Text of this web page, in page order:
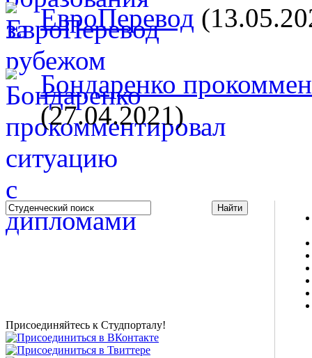
ЕвроПеревод
Бондаренко
(27.04.2021)
Studportal.net.ua - неофициальный студенческий сайт
Присоединяйтесь к Студпорталу!